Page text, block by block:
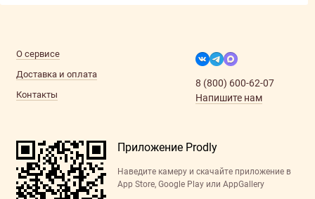
О сервисе
Доставка и оплата
Контакты
8 (800) 600-62-07
Напишите нам
Приложение Prodly
Наведите камеру и скачайте приложение в
App Store, Google Play или AppGallery